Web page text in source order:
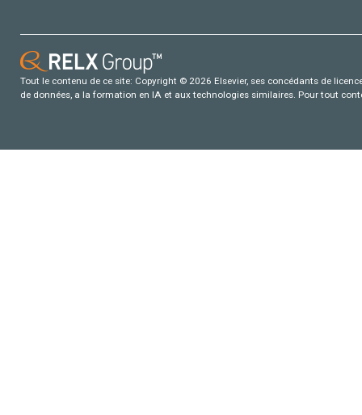
Tout le contenu de ce site: Copyright © 2026 Elsevier, ses concédants de
de données, a la formation en IA et aux technologies similaires. Pour tout